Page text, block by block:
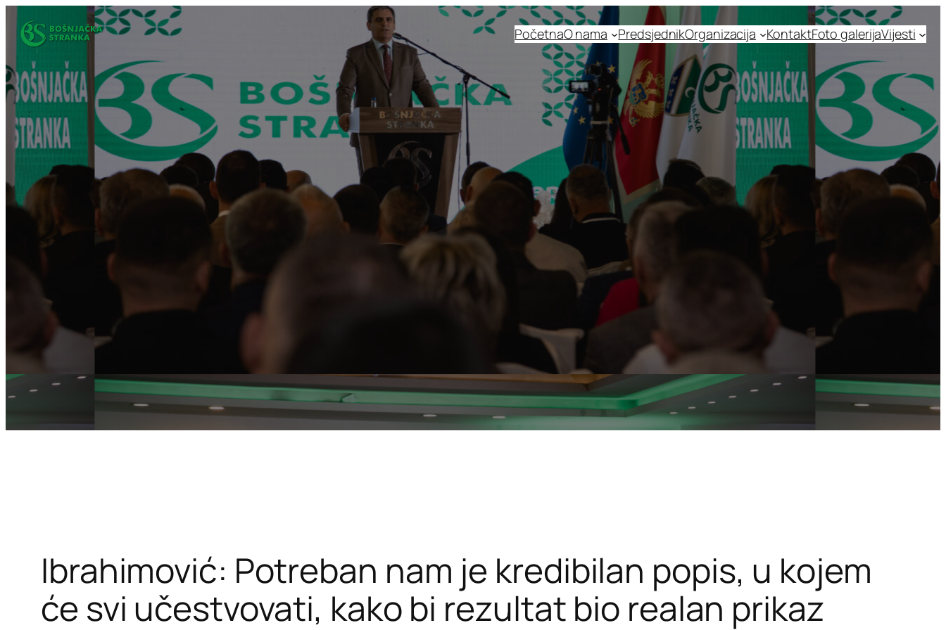
Idi
na
sadržaj
PočetnaO nama PredsjednikOrganizacija KontaktFoto galerijaVijesti
Ibrahimović: Potreban nam je kredibilan popis, u kojem
će svi učestvovati, kako bi rezultat bio realan prikaz